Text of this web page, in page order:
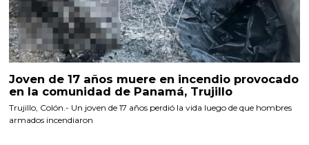
Joven de 17 años muere en incendio provocado
en la comunidad de Panamá, Trujillo
Trujillo, Colón.- Un joven de 17 años perdió la vida luego de que hombres
armados incendiaron